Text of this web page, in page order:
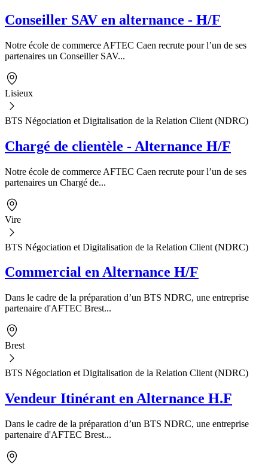
Conseiller SAV en alternance - H/F
Notre école de commerce AFTEC Caen recrute pour l’un de ses
partenaires un Conseiller SAV...
Lisieux
BTS Négociation et Digitalisation de la Relation Client (NDRC)
Chargé de clientèle - Alternance H/F
Notre école de commerce AFTEC Caen recrute pour l’un de ses
partenaires un Chargé de...
Vire
BTS Négociation et Digitalisation de la Relation Client (NDRC)
Commercial en Alternance H/F
Dans le cadre de la préparation d’un BTS NDRC, une entreprise
partenaire d'AFTEC Brest...
Brest
BTS Négociation et Digitalisation de la Relation Client (NDRC)
Vendeur Itinérant en Alternance H.F
Dans le cadre de la préparation d’un BTS NDRC, une entreprise
partenaire d'AFTEC Brest...